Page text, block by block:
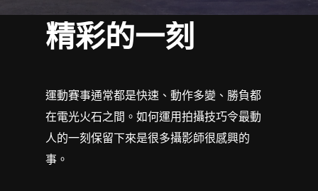
精彩的一刻
運動賽事通常都是快速、動作多變、勝負都
在電光火石之間。如何運用拍攝技巧令最動
人的一刻保留下來是很多攝影師很感興的
事。